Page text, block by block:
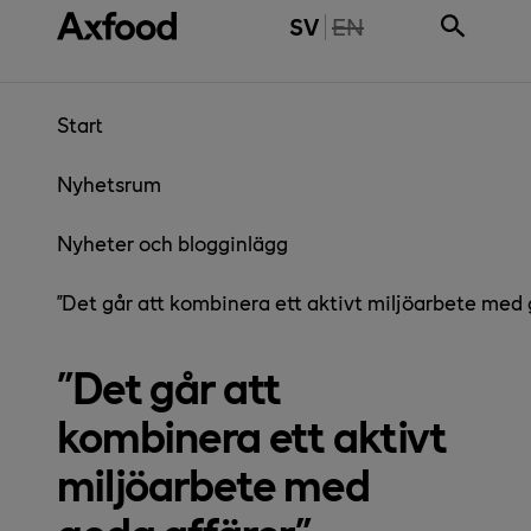
Gå direkt till innehåll SV THE PAGE IS NOT
EN
Start
Nyhetsrum
Nyheter och blogginlägg
”Det går att kombinera ett aktivt miljöarbete med
”Det går att
kombinera ett aktivt
miljöarbete med